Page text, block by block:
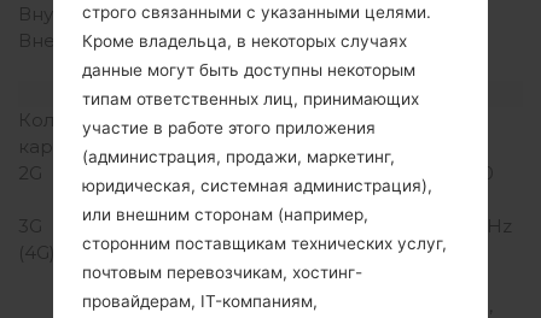
Внутренняя память
32GB
Внешняя память
microSD, up to 1 TB
(выделенный слот)
Сеть и данные
Количество мест для сим
карты
1 Нано SIM
2G
GSM 850/900/1800/1900
MHz
3G
UMTS 850/1700/1900 MHz
(4G) LTE
LTE band 2(1900),
4(1700/2100), 5(850),
12(700), 14(700), 29(700),
строго связанными с указанными целями.
Кроме владельца, в некоторых случаях
данные могут быть доступны некоторым
типам ответственных лиц, принимающих
участие в работе этого приложения
(администрация, продажи, маркетинг,
юридическая, системная администрация),
или внешним сторонам (например,
сторонним поставщикам технических услуг,
почтовым перевозчикам, хостинг-
провайдерам, IT-компаниям,